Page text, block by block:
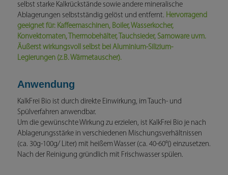
selbst starke Kalkrückstände sowie andere mineralische
Ablagerungen selbstständig gelöst und entfernt. Hervorragend
geeignet für: Kaffeemaschinen, Boiler, Wasserkocher,
Konvektomaten, Thermobehälter, Tauchsieder, Samoware uvm.
Äußerst wirkungsvoll selbst bei Aluminium-Silizium-
Legierungen (z.B. Wärmetauscher).
Anwendung
KalkFrei Bio ist durch direkte Einwirkung, im Tauch- und
Spülverfahren anwendbar.
Um die gewünschte Wirkung zu erzielen, ist KalkFrei Bio je nach
Ablagerungsstärke in verschiedenen Mischungsverhältnissen
(ca. 30g-100g/ Liter) mit heißem Wasser (ca. 40-60°() einzusetzen.
Nach der Reinigung gründlich mit Frischwasser spülen.